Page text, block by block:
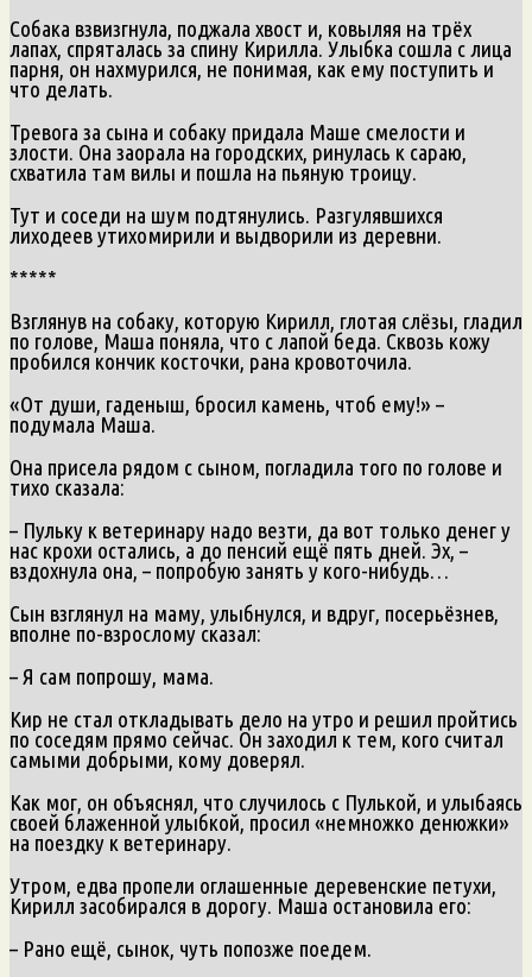
Собака взвизгнула, поджала хвост и, ковыляя на трёх
лапах, спряталась за спину Кирилла. Улыбка сошла с лица
парня, он нахмурился, не понимая, как ему поступить и
что делать.
Тревога за сына и собаку придала Маше смелости и
злости. Она заорала на городских, ринулась к сараю,
схватила там вилы и пошла на пьяную троицу.
Тут и соседи на шум подтянулись. Разгулявшихся
лиходеев утихомирили и выдворили из деревни.
*****
Взглянув на собаку, которую Кирилл, глотая слёзы, гладил
по голове, Маша поняла, что с лапой беда. Сквозь кожу
пробился кончик косточки, рана кровоточила.
«От души, гаденыш, бросил камень, чтоб ему!» –
подумала Маша.
Она присела рядом с сыном, погладила того по голове и
тихо сказала:
– Пульку к ветеринару надо везти, да вот только денег у
нас крохи остались, а до пенсий ещё пять дней. Эх, –
вздохнула она, – попробую занять у кого-нибудь…
Сын взглянул на маму, улыбнулся, и вдруг, посерьёзнев,
вполне по-взрослому сказал:
– Я сам попрошу, мама.
Кир не стал откладывать дело на утро и решил пройтись
по соседям прямо сейчас. Он заходил к тем, кого считал
самыми добрыми, кому доверял.
Как мог, он объяснял, что случилось с Пулькой, и улыбаясь
своей блаженной улыбкой, просил «немножко денюжки»
на поездку к ветеринару.
Утром, едва пропели оглашенные деревенские петухи,
Кирилл засобирался в дорогу. Маша остановила его:
– Рано ещё, сынок, чуть попозже поедем.